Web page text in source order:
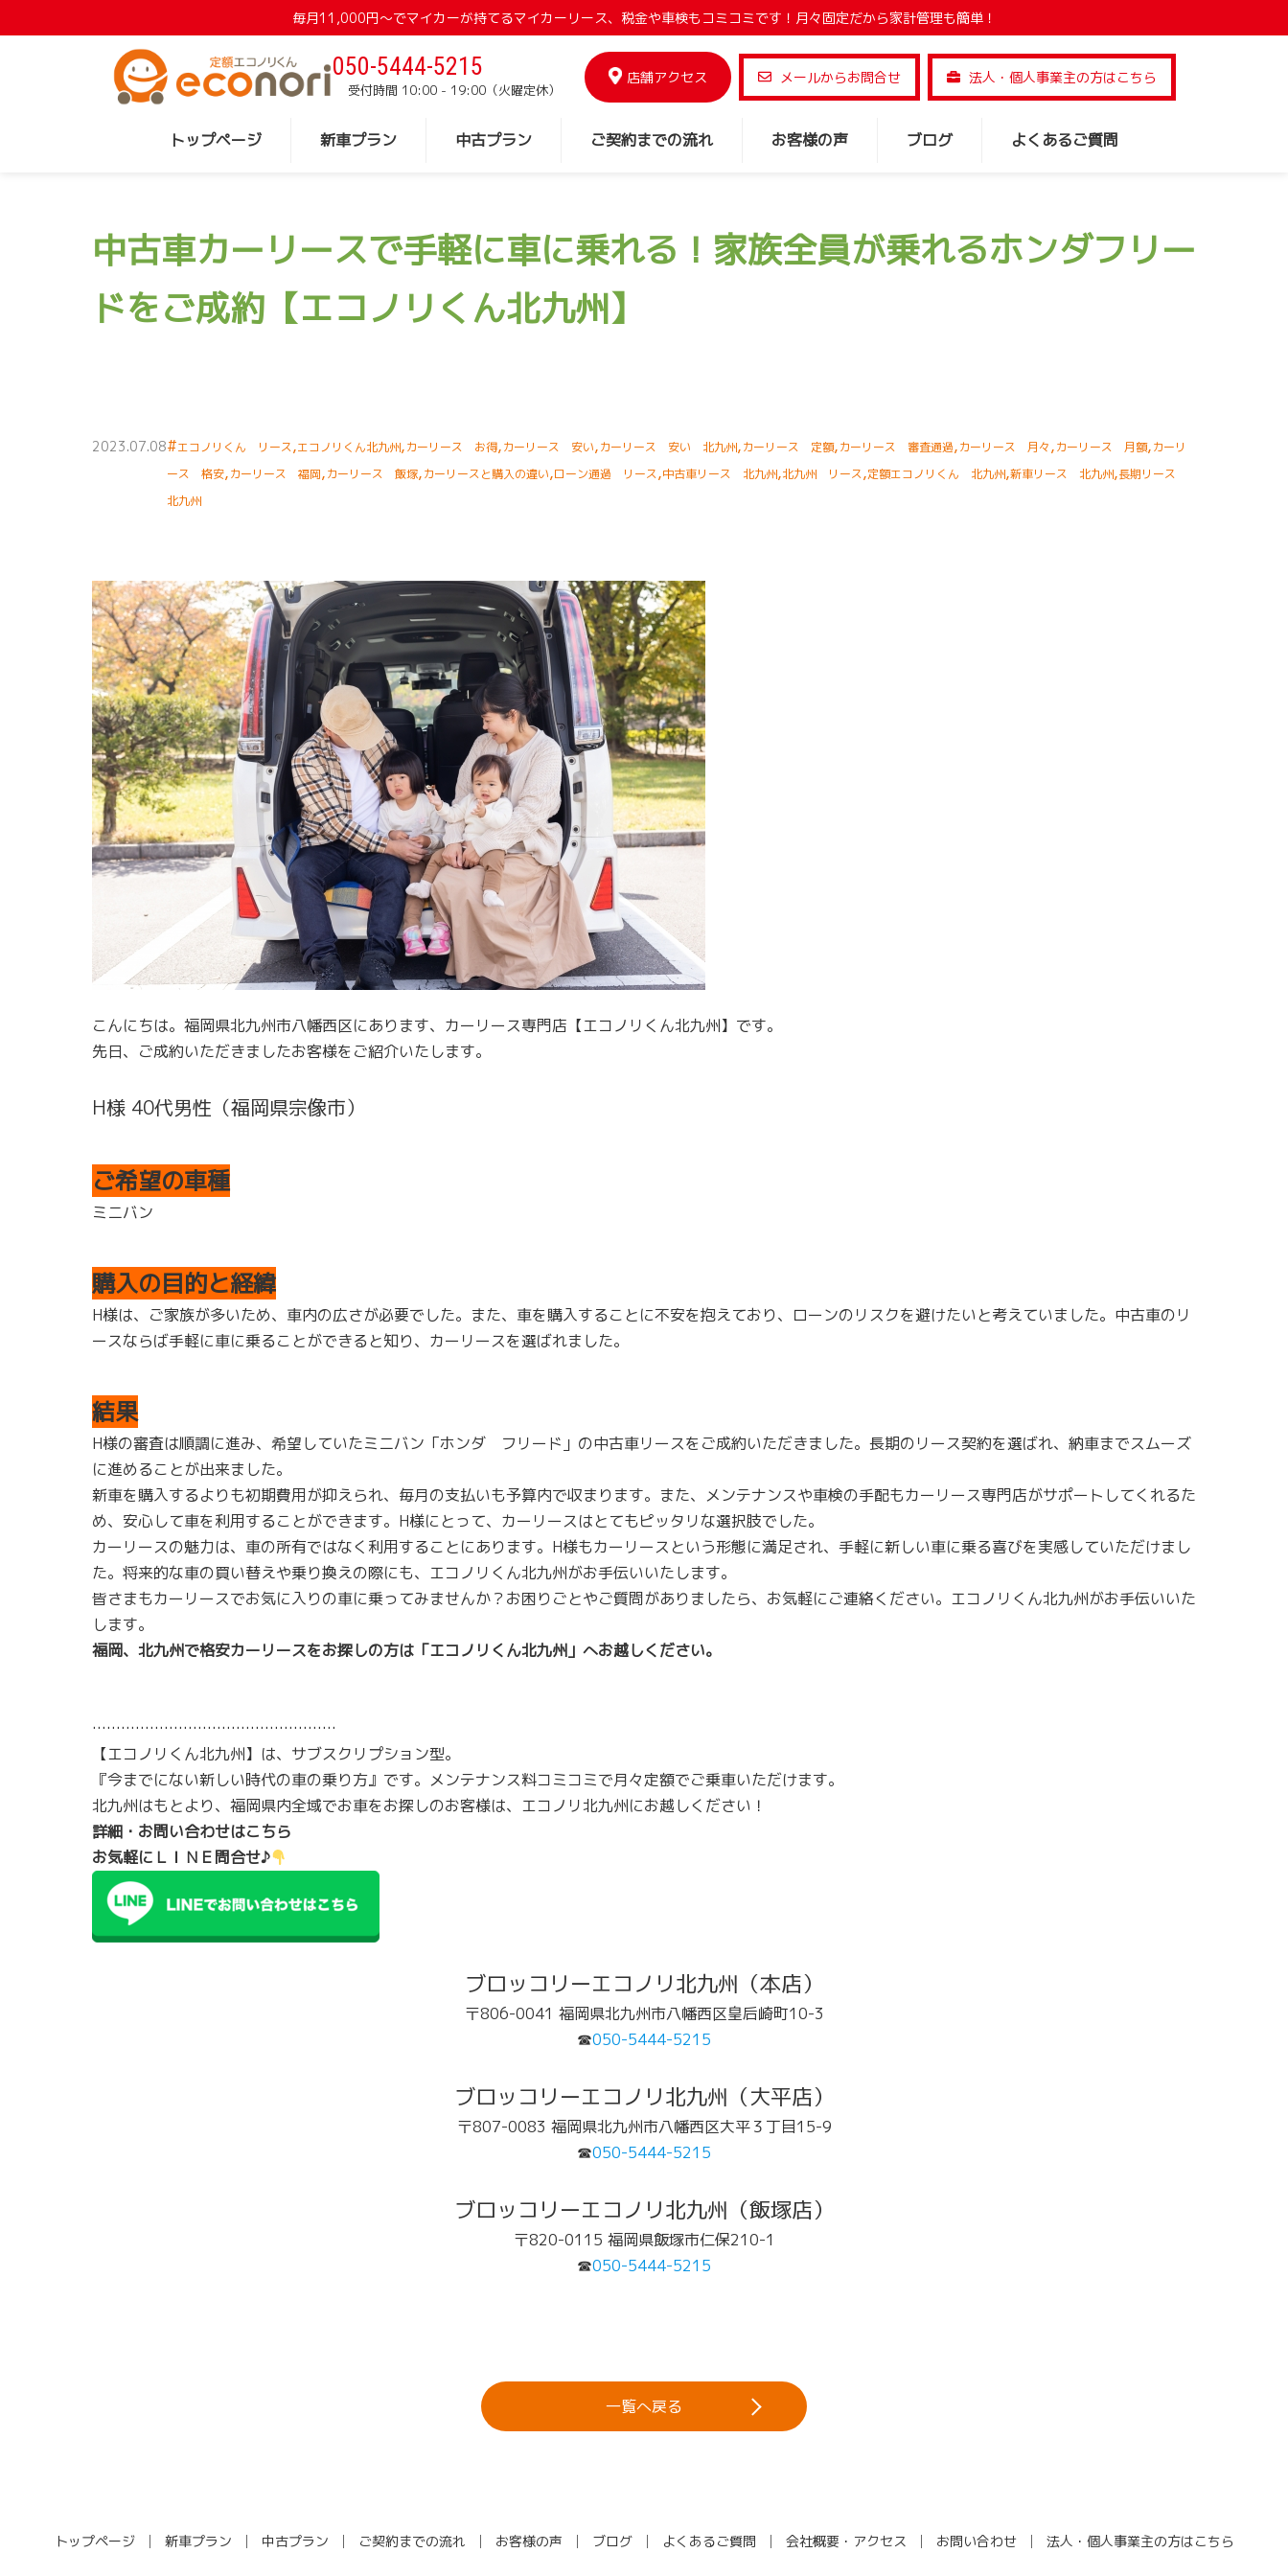
毎月11,000円〜でマイカーが持てるマイカーリース、税金や車検もコミコミです！月々固定だから家計管理も簡単！
050-5444-5215
受付時間 10:00 - 19:00（火曜定休）
店舗アクセス メールからお問合せ 法人・個人事業主の方はこちら
トップページ 新車プラン 中古プラン ご契約までの流れ お客様の声 ブログ よくあるご質問
中古車カーリースで手軽に車に乗れる！家族全員が乗れるホンダフリー
ドをご成約【エコノリくん北九州】
2023.07.08#エコノリくん リース,エコノリくん北九州,カーリース お得,カーリース 安い,カーリース 安い 北九州,カーリース 定額,カーリース 審査通過,カーリース 月々,カーリース 月額,カーリ
ース 格安,カーリース 福岡,カーリース 飯塚,カーリースと購入の違い,ローン通過 リース,中古車リース 北九州,北九州 リース,定額エコノリくん 北九州,新車リース 北九州,長期リース
北九州
こんにちは。福岡県北九州市八幡西区にあります、カーリース専門店【エコノリくん北九州】です。
先日、ご成約いただきましたお客様をご紹介いたします。
H様 40代男性（福岡県宗像市）
ご希望の車種
ミニバン
購入の目的と経緯
H様は、ご家族が多いため、車内の広さが必要でした。また、車を購入することに不安を抱えており、ローンのリスクを避けたいと考えていました。中古車のリ
ースならば手軽に車に乗ることができると知り、カーリースを選ばれました。
結果
H様の審査は順調に進み、希望していたミニバン「ホンダ フリード」の中古車リースをご成約いただきました。長期のリース契約を選ばれ、納車までスムーズ
に進めることが出来ました。
新車を購入するよりも初期費用が抑えられ、毎月の支払いも予算内で収まります。また、メンテナンスや車検の手配もカーリース専門店がサポートしてくれるた
め、安心して車を利用することができます。H様にとって、カーリースはとてもピッタリな選択肢でした。
カーリースの魅力は、車の所有ではなく利用することにあります。H様もカーリースという形態に満足され、手軽に新しい車に乗る喜びを実感していただけまし
た。将来的な車の買い替えや乗り換えの際にも、エコノリくん北九州がお手伝いいたします。
皆さまもカーリースでお気に入りの車に乗ってみませんか？お困りごとやご質問がありましたら、お気軽にご連絡ください。エコノリくん北九州がお手伝いいた
します。
福岡、北九州で格安カーリースをお探しの方は「エコノリくん北九州」へお越しください。
……………………………………………
【エコノリくん北九州】は、サブスクリプション型。
『今までにない新しい時代の車の乗り方』です。メンテナンス料コミコミで月々定額でご乗車いただけます。
北九州はもとより、福岡県内全域でお車をお探しのお客様は、エコノリ北九州にお越しください！
詳細・お問い合わせはこちら
お気軽にＬＩＮＥ問合せ♪
ブロッコリーエコノリ北九州（本店）
〒806-0041 福岡県北九州市八幡西区皇后崎町10-3
☎050-5444-5215
ブロッコリーエコノリ北九州（大平店）
〒807-0083 福岡県北九州市八幡西区大平３丁目15-9
☎050-5444-5215
ブロッコリーエコノリ北九州（飯塚店）
〒820-0115 福岡県飯塚市仁保210-1
☎050-5444-5215
一覧へ戻る
トップページ 新車プラン 中古プラン ご契約までの流れ お客様の声 ブログ よくあるご質問 会社概要・アクセス お問い合わせ 法人・個人事業主の方はこちら